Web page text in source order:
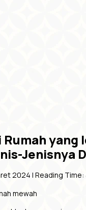
Rumah yang
Jenisnya
2024 | Reading Time: